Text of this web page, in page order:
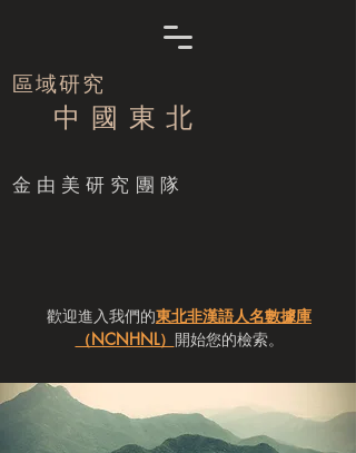
區域研究
中 國 東 北
​金由美研究團隊
歡迎進入我們的東北非漢語人名數據庫
（NCNHNL） 開始您的檢索。